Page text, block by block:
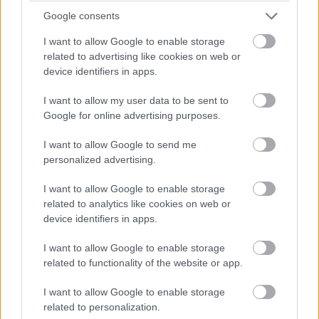
Google consents
I want to allow Google to enable storage
related to advertising like cookies on web or
device identifiers in apps.
I want to allow my user data to be sent to
Google for online advertising purposes.
I want to allow Google to send me
personalized advertising.
I want to allow Google to enable storage
related to analytics like cookies on web or
device identifiers in apps.
I want to allow Google to enable storage
related to functionality of the website or app.
I want to allow Google to enable storage
related to personalization.
Νέντοβιτς για Γουόκαπ: «Είναι από τους πιο... βρώμικους
παίκτες της EuroLeague, αλλά τόσο καλό παιδί!»
Παναθηναϊκός - Ολυμπιακός: Κυριαρχία των «αιωνίων»
στα πρώτα power rankings
Euroleague: Το ψηφιακό οικοσύστημα φτάνει σε επίπεδα
ρεκόρ ενόψει του ντεμπούτου του Euroleague
Basketball+
ΓΙΩΡΓΟΣ ΜΠΑΡΤΖΩΚΑΣ